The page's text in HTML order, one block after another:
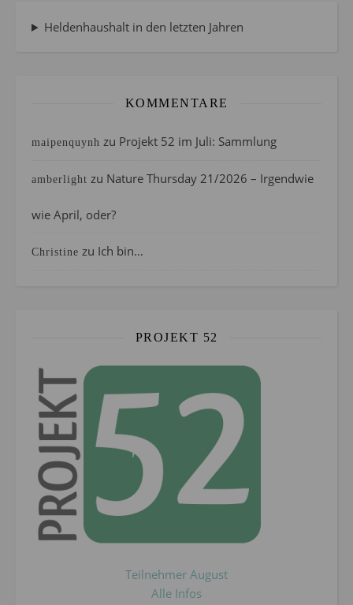
Heldenhaushalt in den letzten Jahren
KOMMENTARE
maipenquynh zu Projekt 52 im Juli: Sammlung
amberlight zu Nature Thursday 21/2026 – Irgendwie
wie April, oder?
Christine zu Ich bin…
PROJEKT 52
Teilnehmer August
Alle Infos